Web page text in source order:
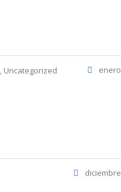
, Uncategorized